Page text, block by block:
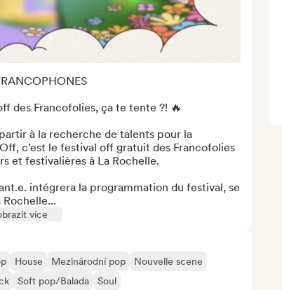
des Francofolies, ça te tente ?! 🔥
à la recherche de talents pour la
c’est le festival off gratuit des Francofolies
et festivalières à La Rochelle.
intégrera la programmation du festival, se
více
House Mezinárodní pop
Nouvelle scene
Soft pop/Balada Soul